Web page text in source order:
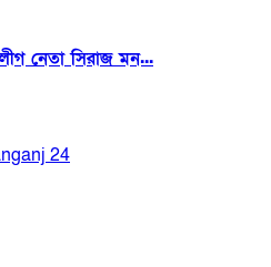
নেতা সিরাজ মন...
24